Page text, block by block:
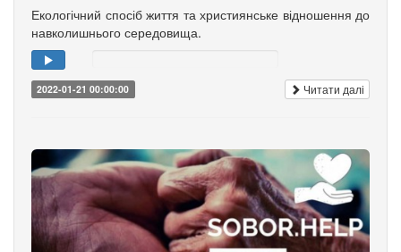
Екологічний спосіб життя та християнське відношення до
навколишнього середовища.
2022-01-21 00:00:00 Читати далі